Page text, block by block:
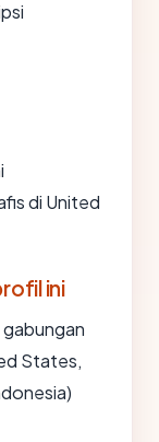
di United
ini
States,